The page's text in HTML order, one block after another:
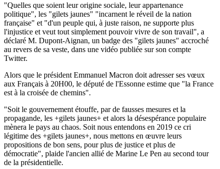
"Quelles que soient leur origine sociale, leur appartenance
politique", les "gilets jaunes" "incarnent le réveil de la nation
française" et "d'un peuple qui, à juste raison, ne supporte plus
l'injustice et veut tout simplement pouvoir vivre de son travail", a
déclaré M. Dupont-Aignan, un badge des "gilets jaunes" accroché
au revers de sa veste, dans une vidéo publiée sur son compte
Twitter.
Alors que le président Emmanuel Macron doit adresser ses vœux
aux Français à 20H00, le député de l'Essonne estime que "la France
est à la croisée de chemins".
"Soit le gouvernement étouffe, par de fausses mesures et la
propagande, les +gilets jaunes+ et alors la désespérance populaire
mènera le pays au chaos. Soit nous entendons en 2019 ce cri
légitime des +gilets jaunes+, nous mettons en œuvre leurs
propositions de bon sens, pour plus de justice et plus de
démocratie", plaide l'ancien allié de Marine Le Pen au second tour
de la présidentielle.